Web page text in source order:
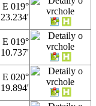
E 019°
23.234'
E 019°
10.737'
E 020°
19.894'